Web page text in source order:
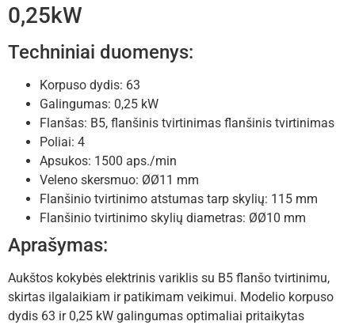
0,25kW
Techniniai duomenys:
Korpuso dydis: 63
Galingumas: 0,25 kW
Flanšas: B5, flanšinis tvirtinimas flanšinis tvirtinimas
Poliai: 4
Apsukos: 1500 aps./min
Veleno skersmuo: ØØ11 mm
Flanšinio tvirtinimo atstumas tarp skylių: 115 mm
Flanšinio tvirtinimo skylių diametras: ØØ10 mm
Aprašymas:
Aukštos kokybės elektrinis variklis su B5 flanšo tvirtinimu,
skirtas ilgalaikiam ir patikimam veikimui. Modelio korpuso
dydis 63 ir 0,25 kW galingumas optimaliai pritaikytas